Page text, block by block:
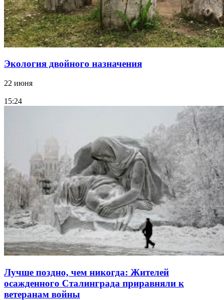
Экология двойного назначения
22 июня
15:24
Лучше поздно, чем никогда: Жителей
осажденного Сталинграда приравняли к
ветеранам войны